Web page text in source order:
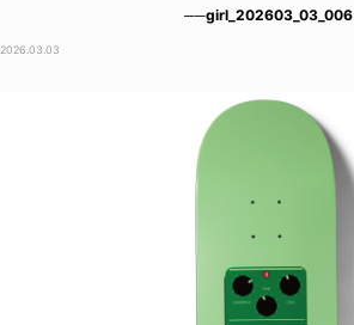
──girl_202603_03_006
2026.03.03